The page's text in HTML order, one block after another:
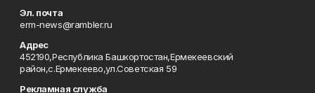
Эл. почта
erm-news@rambler.ru
Адрес
452190,Республика Башкортостан,Ермекеевский
район,с.Ермекеево,ул.Советская 59
Рекламная служба